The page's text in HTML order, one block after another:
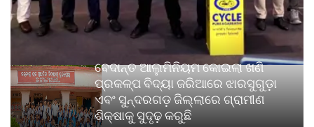
ବେଦାନ୍ତ ଆଲୁମିନିୟମ କୋଇଲା ଖଣି
ପ୍ରକଳ୍ପ ବିଦ୍ୟା ଜରିଆରେ ଝାରସୁଗୁଡ଼ା
ଏବଂ ସୁନ୍ଦରଗଡ଼ ଜିଲ୍ଲାରେ ଗ୍ରାମୀଣ
ଶିକ୍ଷାକୁ ସୁଦୃଢ଼ କରୁଛି